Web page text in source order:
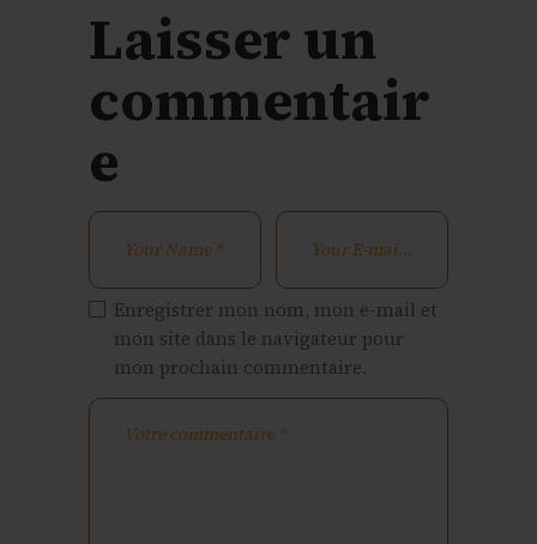
Laisser un
commentair
e
Enregistrer mon nom, mon e-mail et
mon site dans le navigateur pour
mon prochain commentaire.